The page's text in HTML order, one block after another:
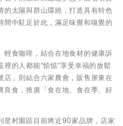
的太陽與群山環繞，打造具有特色
間中駐足於此，滿足味覺和嗅覺的
輕食咖啡，結合在地食材的健康訴
的人都能”惦惦”享受幸福的放鬆
店」則結合六家農會，販售屏東在
良食，推廣「食在地、食在季、好
星村園區目前將近90家品牌，店家